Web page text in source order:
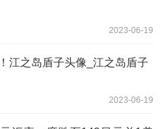
2023-06-19
江之岛盾子头像_江之岛盾子
2023-06-19